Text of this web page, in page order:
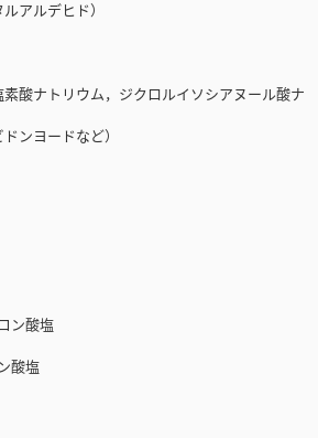
アルデヒド）
酸ナトリウム，ジクロルイソシアヌール酸ナ
ンヨードなど）
ン酸塩
酸塩